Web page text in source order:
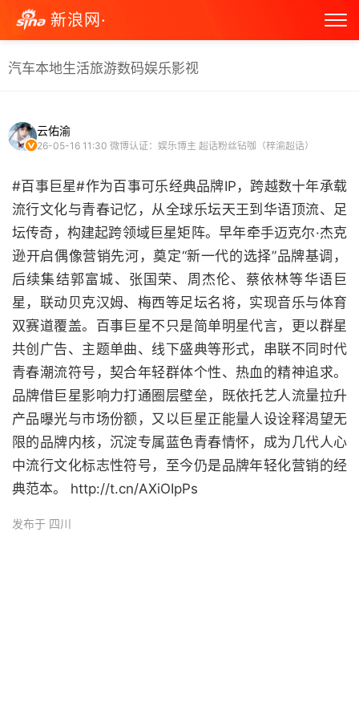
新浪网·
汽车本地生活旅游数码娱乐影视
云佑渝
26-05-16 11:30 微博认证：娱乐博主 超话粉丝钻咖（梓渝超话）
#百事巨星#作为百事可乐经典品牌IP，跨越数十年承载
流行文化与青春记忆，从全球乐坛天王到华语顶流、足
坛传奇，构建起跨领域巨星矩阵。早年牵手迈克尔·杰克
逊开启偶像营销先河，奠定“新一代的选择”品牌基调，
后续集结郭富城、张国荣、周杰伦、蔡依林等华语巨
星，联动贝克汉姆、梅西等足坛名将，实现音乐与体育
双赛道覆盖。百事巨星不只是简单明星代言，更以群星
共创广告、主题单曲、线下盛典等形式，串联不同时代
青春潮流符号，契合年轻群体个性、热血的精神追求。
品牌借巨星影响力打通圈层壁垒，既依托艺人流量拉升
产品曝光与市场份额，又以巨星正能量人设诠释渴望无
限的品牌内核，沉淀专属蓝色青春情怀，成为几代人心
中流行文化标志性符号，至今仍是品牌年轻化营销的经
典范本。 http://t.cn/AXiOIpPs
发布于 四川